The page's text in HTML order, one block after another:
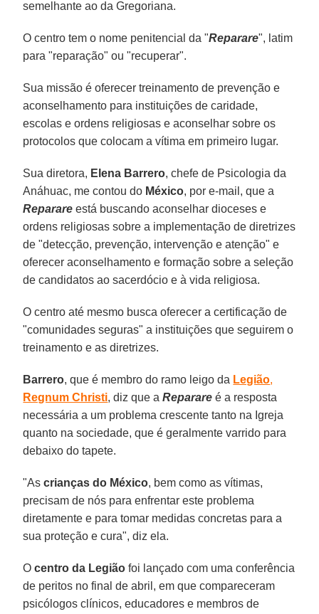
semelhante ao da Gregoriana.
O centro tem o nome penitencial da "Reparare", latim
para "reparação" ou "recuperar".
Sua missão é oferecer treinamento de prevenção e
aconselhamento para instituições de caridade,
escolas e ordens religiosas e aconselhar sobre os
protocolos que colocam a vítima em primeiro lugar.
Sua diretora, Elena Barrero, chefe de Psicologia da
Anáhuac, me contou do México, por e-mail, que a
Reparare está buscando aconselhar dioceses e
ordens religiosas sobre a implementação de diretrizes
de "detecção, prevenção, intervenção e atenção" e
oferecer aconselhamento e formação sobre a seleção
de candidatos ao sacerdócio e à vida religiosa.
O centro até mesmo busca oferecer a certificação de
"comunidades seguras" a instituições que seguirem o
treinamento e as diretrizes.
Barrero, que é membro do ramo leigo da Legião,
Regnum Christi, diz que aReparare é a resposta
necessária a um problema crescente tanto na Igreja
quanto na sociedade, que é geralmente varrido para
debaixo do tapete.
"Ascrianças do México, bem como as vítimas,
precisam de nós para enfrentar este problema
diretamente e para tomar medidas concretas para a
sua proteção e cura", diz ela.
Ocentro da Legião foi lançado com uma conferência
de peritos no final de abril, em que compareceram
psicólogos clínicos, educadores e membros de